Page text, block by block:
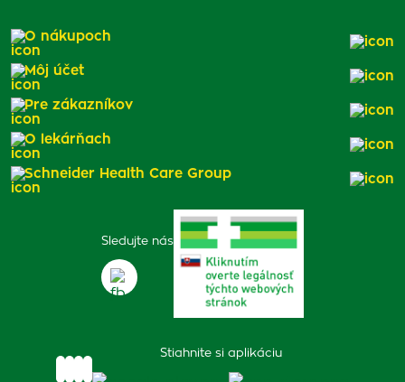
Sledujte nás
Stiahnite si aplikáciu
O nákupoch
Môj účet
Pre zákazníkov
O lekárňach
Schneider Health Care Group